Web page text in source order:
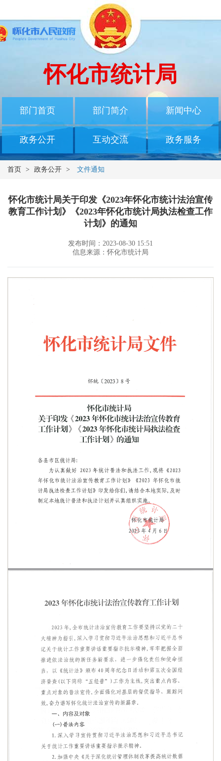
怀化市统计局
部门首页 部门简介 新闻中心
政务公开 互动交流 政务服务
首页 > 政务公开 > 文件通知
怀化市统计局关于印发《2023年怀化市统计法治宣传
教育工作计划》《2023年怀化市统计局执法检查工作
计划》的通知
发布时间：2023-08-30 15:51
信息来源：怀化市统计局